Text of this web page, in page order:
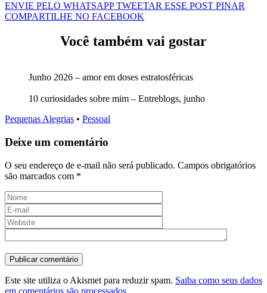
ENVIE PELO WHATSAPPTWEETAR ESSE POST PINAR
COMPARTILHE NO FACEBOOK
Você também vai gostar
Junho 2026 – amor em doses estratosféricas
10 curiosidades sobre mim – Entreblogs, junho
Pequenas Alegrias • Pessoal
Deixe um comentário
O seu endereço de e-mail não será publicado. Campos obrigatórios
são marcados com *
Este site utiliza o Akismet para reduzir spam. Saiba como seus dados
em comentários são processados